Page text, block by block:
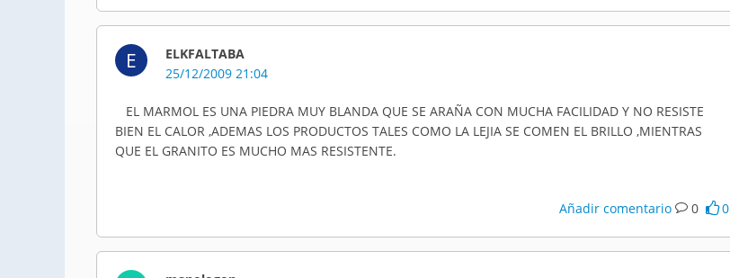
E
ELKFALTABA
25/12/2009 21:04
EL MARMOL ES UNA PIEDRA MUY BLANDA QUE SE ARAÑA CON MUCHA FACILIDAD Y NO RESISTE
BIEN EL CALOR ,ADEMAS LOS PRODUCTOS TALES COMO LA LEJIA SE COMEN EL BRILLO ,MIENTRAS
QUE EL GRANITO ES MUCHO MAS RESISTENTE.
Añadir comentario 0 0